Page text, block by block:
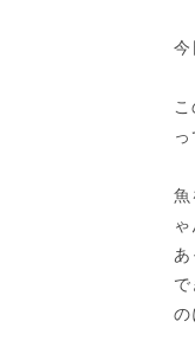
今
魚
の